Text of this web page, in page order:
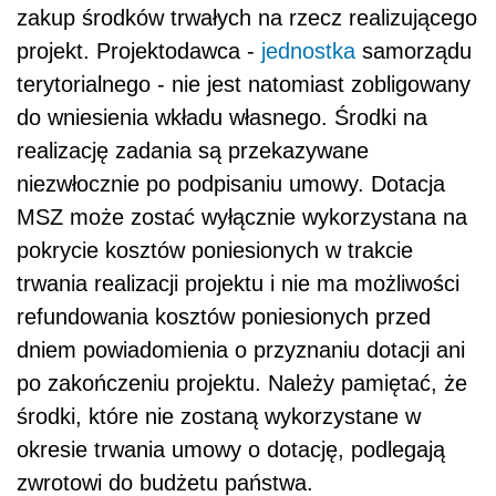
zakup środków trwałych na rzecz realizującego
projekt. Projektodawca - jednostka samorządu
terytorialnego - nie jest natomiast zobligowany
do wniesienia wkładu własnego. Środki na
realizację zadania są przekazywane
niezwłocznie po podpisaniu umowy. Dotacja
MSZ może zostać wyłącznie wykorzystana na
pokrycie kosztów poniesionych w trakcie
trwania realizacji projektu i nie ma możliwości
refundowania kosztów poniesionych przed
dniem powiadomienia o przyznaniu dotacji ani
po zakończeniu projektu. Należy pamiętać, że
środki, które nie zostaną wykorzystane w
okresie trwania umowy o dotację, podlegają
zwrotowi do budżetu państwa.